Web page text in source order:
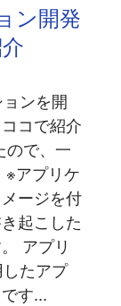
ン開発
ンを開
コで紹介
ので、一
※アプリケ
ージを付
起こした
アプリ
たアプ
す...